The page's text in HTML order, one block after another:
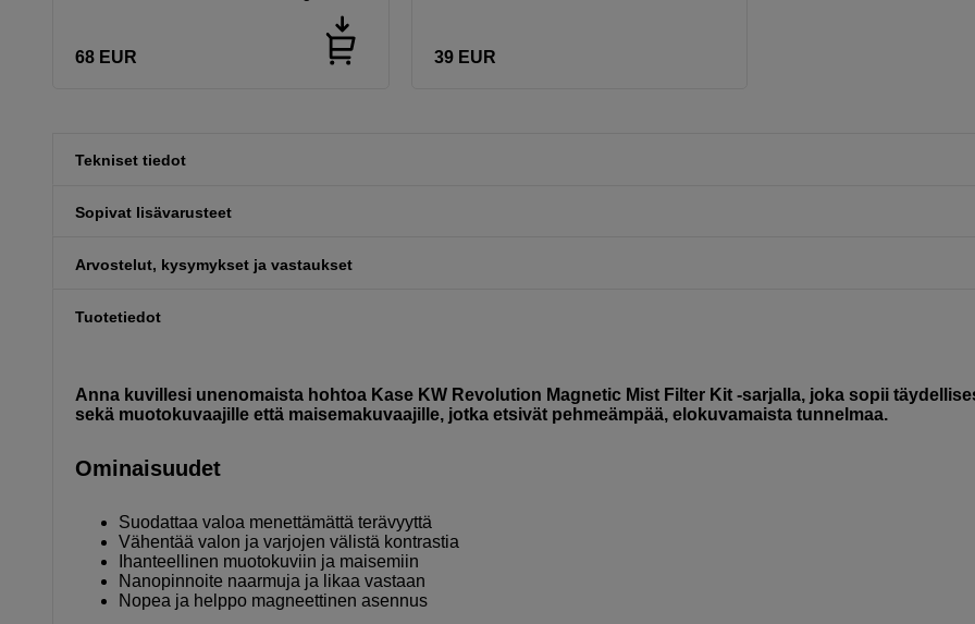
68 EUR 39 EUR
Tekniset tiedot
Sopivat lisävarusteet
Arvostelut, kysymykset ja vastaukset
Tuotetiedot
Anna kuvillesi unenomaista hohtoa Kase KW Revolution Magnetic Mist Filter Kit -sarjalla, joka sopii
sekä muotokuvaajille että maisemakuvaajille, jotka etsivät pehmeämpää, elokuvamaista tunnelmaa.
Ominaisuudet
Suodattaa valoa menettämättä terävyyttä
Vähentää valon ja varjojen välistä kontrastia
Ihanteellinen muotokuviin ja maisemiin
Nanopinnoite naarmuja ja likaa vastaan
Nopea ja helppo magneettinen asennus